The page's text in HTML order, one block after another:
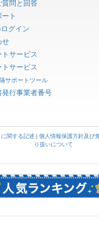
質問と回答
ト
グイン
せ
サービス
サービス
サポートツール
行事業者番号
関する記述 | 個人情報保護方針及び
り扱いについて